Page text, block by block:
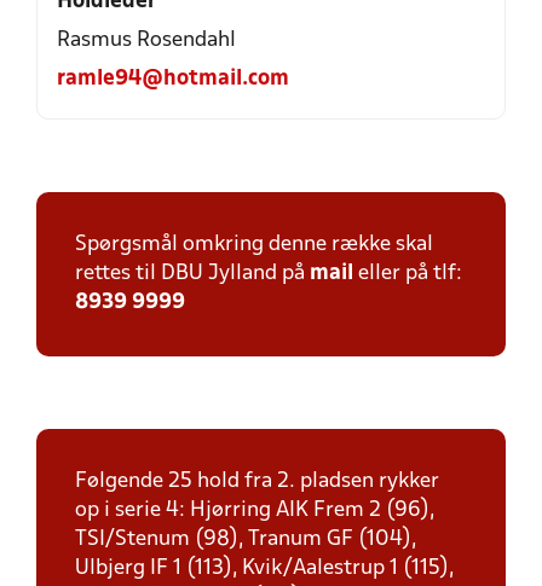
Rasmus Rosendahl
ramle94@hotmail.com
Spørgsmål omkring denne række skal
rettes til DBU Jylland på mail eller på tlf:
8939 9999
Følgende 25 hold fra 2. pladsen rykker
op i serie 4: Hjørring AIK Frem 2 (96),
TSI/Stenum (98), Tranum GF (104),
Ulbjerg IF 1 (113), Kvik/Aalestrup 1 (115),